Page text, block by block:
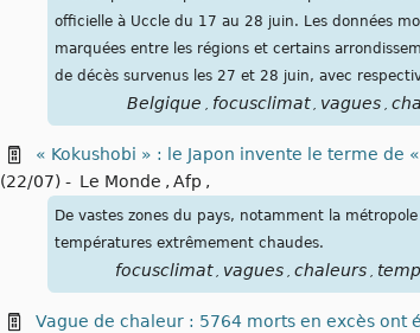
officielle à Uccle du 17 au 28 juin. Les données
marquées entre les régions et certains
de décès survenus les 27 et 28 juin, avec
Belgique , focusclimat , vagues ,
« Kokushobi » : le Japon invente le terme
(22/07) - Le Monde , Afp ,
De vastes zones du pays, notamment la
températures extrêmement chaudes.
focusclimat , vagues , chaleurs ,
Vague de chaleur : 5764 morts en excès ont